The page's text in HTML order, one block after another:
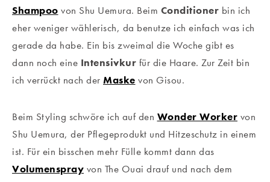
Shampoo von Shu Uemura. Beim Conditioner bin ich
eher weniger wählerisch, da benutze ich einfach was ich
gerade da habe. Ein bis zweimal die Woche gibt es
dann noch eine Intensivkur für die Haare. Zur Zeit bin
ich verrückt nach der Maske von Gisou.
Beim Styling schwöre ich auf den Wonder Worker von
Shu Uemura, der Pflegeprodukt und Hitzeschutz in einem
ist. Für ein bisschen mehr Fülle kommt dann das
Volumenspray von The Ouai drauf und nach dem